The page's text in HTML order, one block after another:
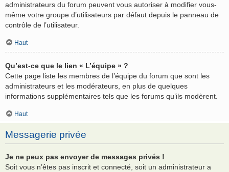
administrateurs du forum peuvent vous autoriser à modifier vous-
même votre groupe d’utilisateurs par défaut depuis le panneau de
contrôle de l’utilisateur.
Haut
Qu’est-ce que le lien « L’équipe » ?
Cette page liste les membres de l’équipe du forum que sont les
administrateurs et les modérateurs, en plus de quelques
informations supplémentaires tels que les forums qu’ils modèrent.
Haut
Messagerie privée
Je ne peux pas envoyer de messages privés !
Soit vous n’êtes pas inscrit et connecté, soit un administrateur a